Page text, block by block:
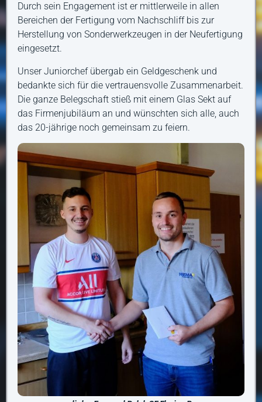
Durch sein Engagement ist er mittlerweile in allen
Bereichen der Fertigung vom Nachschliff bis zur
Herstellung von Sonderwerkzeugen in der Neufertigung
eingesetzt.
Unser Juniorchef übergab ein Geldgeschenk und
bedankte sich für die vertrauensvolle Zusammenarbeit.
Die ganze Belegschaft stieß mit einem Glas Sekt auf
das Firmenjubiläum an und wünschten sich alle, auch
das 20-jährige noch gemeinsam zu feiern.